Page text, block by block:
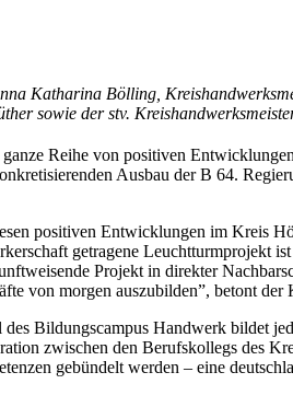
Katharina Bölling,
sowie der stv.
Reihe von positiven
Ausbau der B 64.
positiven Entwicklungen im Kreis
getragene Leuchtturmprojekt
Projekt in direkter
von morgen auszubilden”, betont der
Bildungscampus Handwerk bildet
zwischen den Berufskollegs des
gebündelt werden – eine